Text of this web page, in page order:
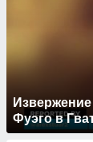
Фуэго в